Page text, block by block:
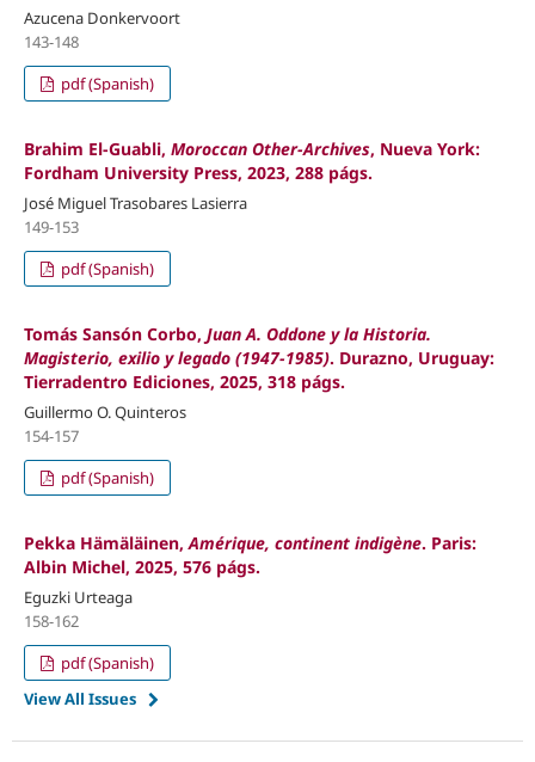
Azucena Donkervoort
143-148
pdf (Spanish)
Brahim El-Guabli, Moroccan Other-Archives, Nueva York:
Fordham University Press, 2023, 288 págs.
José Miguel Trasobares Lasierra
149-153
pdf (Spanish)
Tomás Sansón Corbo, Juan A. Oddone y la Historia.
Magisterio, exilio y legado (1947-1985). Durazno, Uruguay:
Tierradentro Ediciones, 2025, 318 págs.
Guillermo O. Quinteros
154-157
pdf (Spanish)
Pekka Hämäläinen,Amérique, continent indigène. Paris:
Albin Michel, 2025, 576 págs.
Eguzki Urteaga
158-162
pdf (Spanish)
View All Issues